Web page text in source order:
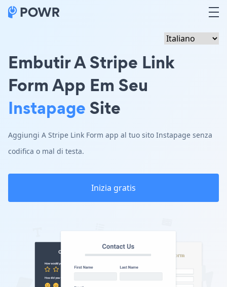
Embutir A Stripe Link
Form App Em Seu
InstapageSite
Aggiungi A Stripe Link Form app al tuo sito Instapage senza
codifica o mal di testa.
Inizia gratis